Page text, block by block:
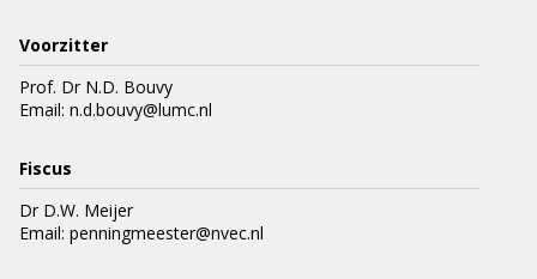
Voorzitter
Prof. Dr N.D. Bouvy
Email: n.d.bouvy@lumc.nl
Fiscus
Dr D.W. Meijer
Email: penningmeester@nvec.nl